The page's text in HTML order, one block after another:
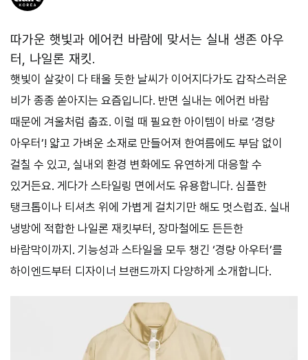
따가운 햇빛과 에어컨 바람에 맞서는 실내 생존 아우
터, 나일론 재킷.
햇빛이 살갗이 다 태울 듯한 날씨가 이어지다가도 갑작스러운
비가 종종 쏟아지는 요즘입니다. 반면 실내는 에어컨 바람
때문에 겨울처럼 춥죠. 이럴 때 필요한 아이템이 바로 ‘경량
아우터’! 얇고 가벼운 소재로 만들어져 한여름에도 부담 없이
걸칠 수 있고, 실내외 환경 변화에도 유연하게 대응할 수
있거든요. 게다가 스타일링 면에서도 유용합니다. 심플한
탱크톱이나 티셔츠 위에 가볍게 걸치기만 해도 멋스럽죠. 실내
냉방에 적합한 나일론 재킷부터, 장마철에도 든든한
바람막이까지. 기능성과 스타일을 모두 챙긴 ‘경량 아우터’를
하이엔드부터 디자이너 브랜드까지 다양하게 소개합니다.